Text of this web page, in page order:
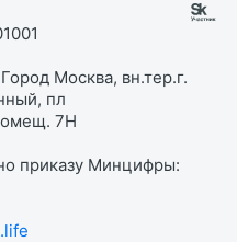
Москва, вн.тер.г.
пл
7Н
приказу Минцифры: